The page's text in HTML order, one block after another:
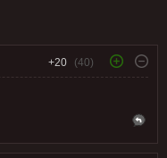
+20 (40)